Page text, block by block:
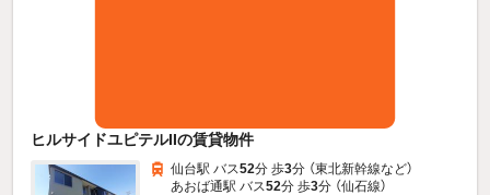
ヒルサイドユピテルIIの賃貸物件
仙台駅 バス52分 歩3分 （東北新幹線など）
あおば通駅 バス52分 歩3分 （仙石線）